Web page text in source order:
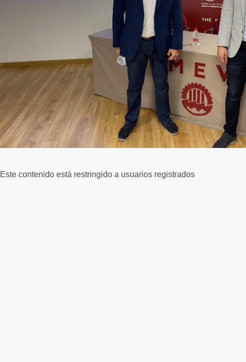
Este contenido está restringido a usuarios registrados